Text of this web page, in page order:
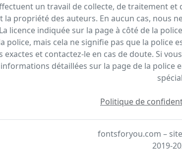
un travail de collecte, de traitement
la propriété des auteurs. En aucun cas,
licence indiquée sur la page à côté de la
police, mais cela ne signifie pas que la
et contactez-le en cas de doute. Si
détaillées sur la page de la
Politique de
fontsforyou.com –
2019-